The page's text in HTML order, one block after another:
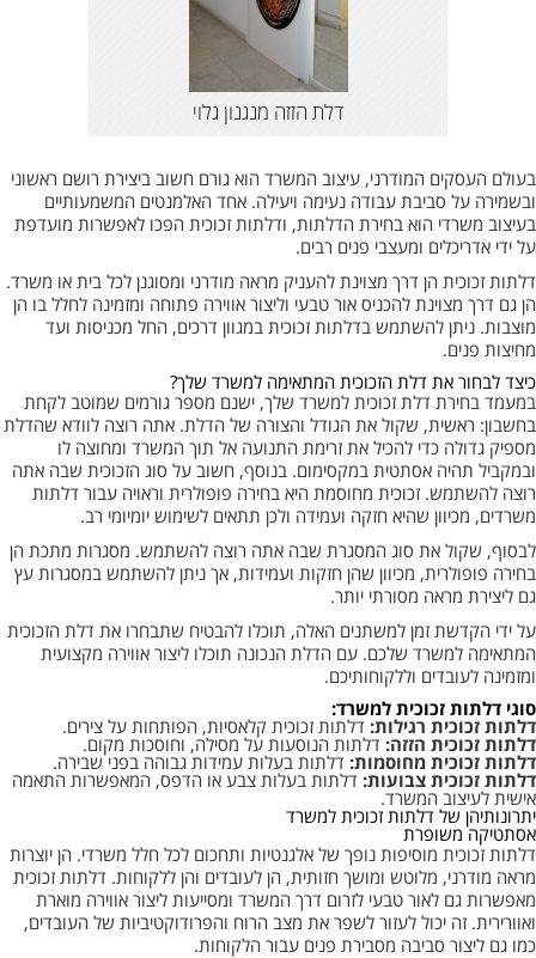
דלת הזזה מנגנון גלוי
בעולם העסקים המודרני, עיצוב המשרד הוא גורם חשוב ביצירת רושם ראשוני
ובשמירה על סביבת עבודה נעימה ויעילה. אחד האלמנטים המשמעותיים
בעיצוב משרדי הוא בחירת הדלתות, ודלתות זכוכית הפכו לאפשרות מועדפת
על ידי אדריכלים ומעצבי פנים רבים.
דלתות זכוכית הן דרך מצוינת להעניק מראה מודרני ומסוגנן לכל בית או משרד.
הן גם דרך מצוינת להכניס אור טבעי וליצור אווירה פתוחה ומזמינה לחלל בו הן
מוצבות. ניתן להשתמש בדלתות זכוכית במגוון דרכים, החל מכניסות ועד
מחיצות פנים.
כיצד לבחור את דלת הזכוכית המתאימה למשרד שלך?
במעמד בחירת דלת זכוכית למשרד שלך, ישנם מספר גורמים שמוטב לקחת
בחשבון: ראשית, שקול את הגודל והצורה של הדלת. אתה רוצה לוודא שהדלת
מספיק גדולה כדי להכיל את זרימת התנועה אל תוך המשרד ומחוצה לו
ובמקביל תהיה אסתטית במקסימום. בנוסף, חשוב על סוג הזכוכית שבה אתה
רוצה להשתמש. זכוכית מחוסמת היא בחירה פופולרית וראויה עבור דלתות
משרדים, מכיוון שהיא חזקה ועמידה ולכן תתאים לשימוש יומיומי רב.
לבסוף, שקול את סוג המסגרת שבה אתה רוצה להשתמש. מסגרות מתכת הן
בחירה פופולרית, מכיוון שהן חזקות ועמידות, אך ניתן להשתמש במסגרות עץ
גם ליצירת מראה מסורתי יותר.
על ידי הקדשת זמן למשתנים האלה, תוכלו להבטיח שתבחרו את דלת הזכוכית
המתאימה למשרד שלכם. עם הדלת הנכונה תוכלו ליצור אווירה מקצועית
ומזמינה לעובדים וללקוחותיכם.
סוגי דלתות זכוכית למשרד:
דלתות זכוכית רגילות: דלתות זכוכית קלאסיות, הפותחות על צירים.
דלתות זכוכית הזזה: דלתות הנוסעות על מסילה, וחוסכות מקום.
דלתות זכוכית מחוסמות: דלתות בעלות עמידות גבוהה בפני שבירה.
דלתות זכוכית צבועות: דלתות בעלות צבע או הדפס, המאפשרות התאמה
אישית לעיצוב המשרד.
יתרונותיהן של דלתות זכוכית למשרד
אסתטיקה משופרת
דלתות זכוכית מוסיפות נופך של אלגנטיות ותחכום לכל חלל משרדי. הן יוצרות
מראה מודרני, מלוטש ומושך חזותית, הן לעובדים והן ללקוחות. דלתות זכוכית
מאפשרות גם לאור טבעי לזרום דרך המשרד ומסייעות ליצור אווירה מוארת
ואוורירית. זה יכול לעזור לשפר את מצב הרוח והפרודוקטיביות של העובדים,
כמו גם ליצור סביבה מסבירת פנים עבור הלקוחות.